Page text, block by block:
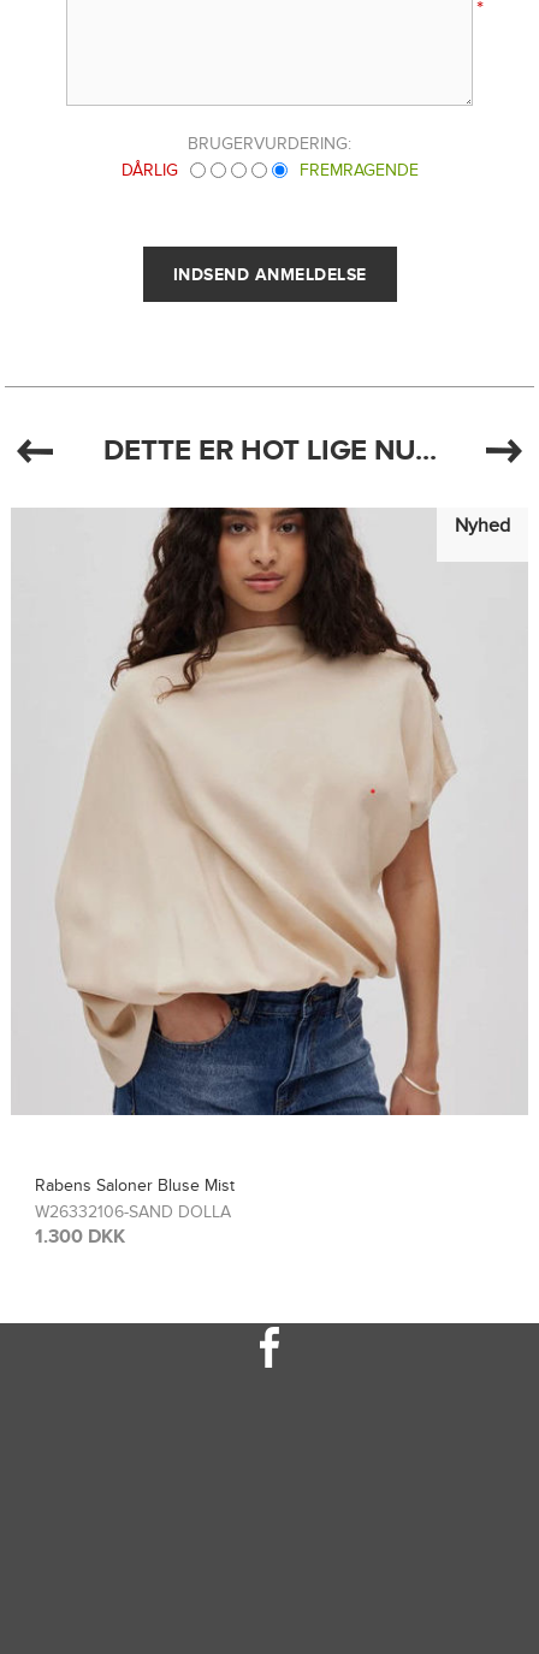
*
BRUGERVURDERING:
DÅRLIG
FREMRAGENDE
DETTE ER HOT LIGE NU...
Rabens Saloner Top Sinem
W26308115-FRENCH TOA